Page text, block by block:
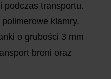
podczas transportu.
klamry.
o grubości 3 mm
broni oraz